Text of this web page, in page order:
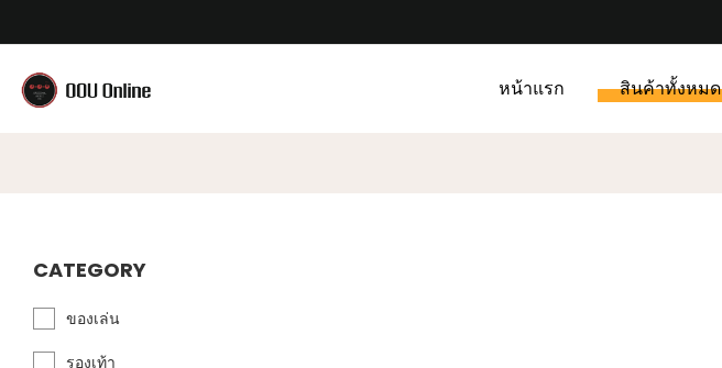
หน้าแรก สินค้าทั้งหมด
CATEGORY
ของเล่น
รองเท้า